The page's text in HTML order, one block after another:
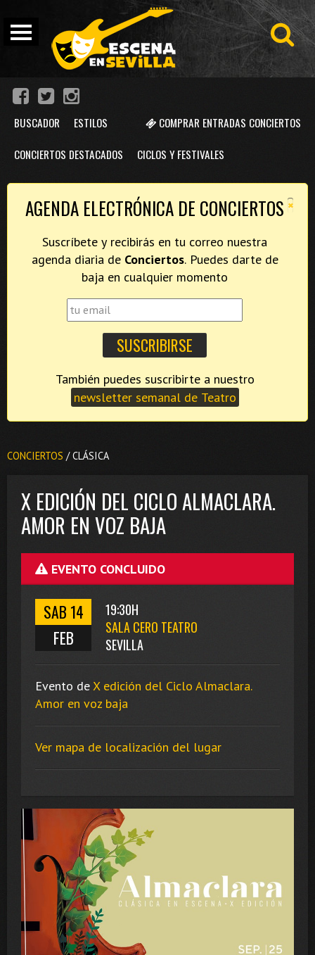
COMPRAR ENTRADAS CONCIERTOS
BUSCADOR ESTILOS
CONCIERTOS DESTACADOS CICLOS Y FESTIVALES
×
AGENDA ELECTRÓNICA DE CONCIERTOS
Suscríbete y recibirás en tu correo nuestra
agenda diaria de Conciertos. Puedes darte de
baja en cualquier momento
newsletter semanal de Teatro
CONCIERTOS / CLÁSICA
X EDICIÓN DEL CICLO ALMACLARA.
AMOR EN VOZ BAJA
EVENTO CONCLUIDO
SAB 14
FEB
19:30H
SALA CERO TEATRO
SEVILLA
Evento deX edición del Ciclo Almaclara.
Amor en voz baja
Ver mapa de localización del lugar